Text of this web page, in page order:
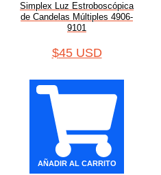
Simplex Luz Estroboscópica
de Candelas Múltiples 4906-
9101
$45 USD
AÑADIR AL CARRITO